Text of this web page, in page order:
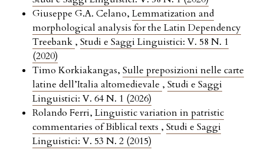
Giuseppe G.A. Celano, Lemmatization and
morphological analysis for the Latin Dependency
Treebank , Studi e Saggi Linguistici: V. 58 N. 1
(2020)
Timo Korkiakangas, Sulle preposizioni nelle carte
latine dell’Italia altomedievale , Studi e Saggi
Linguistici: V. 64 N. 1 (2026)
Rolando Ferri, Linguistic variation in patristic
commentaries of Biblical texts , Studi e Saggi
Linguistici: V. 53 N. 2 (2015)